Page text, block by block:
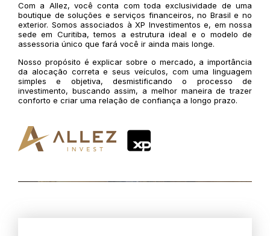
Com a Allez, você conta com toda exclusividade de uma
boutique de soluções e serviços financeiros, no Brasil e no
exterior. Somos associados à XP Investimentos e, em nossa
sede em Curitiba, temos a estrutura ideal e o modelo de
assessoria único que fará você ir ainda mais longe.
Nosso propósito é explicar sobre o mercado, a importância
da alocação correta e seus veículos, com uma linguagem
simples e objetiva, desmistificando o processo de
investimento, buscando assim, a melhor maneira de trazer
conforto e criar uma relação de confiança a longo prazo.